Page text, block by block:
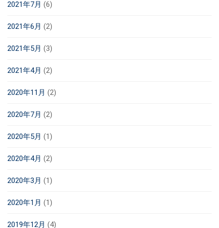
2021年7月 (6)
2021年6月 (2)
2021年5月 (3)
2021年4月 (2)
2020年11月 (2)
2020年7月 (2)
2020年5月 (1)
2020年4月 (2)
2020年3月 (1)
2020年1月 (1)
2019年12月 (4)